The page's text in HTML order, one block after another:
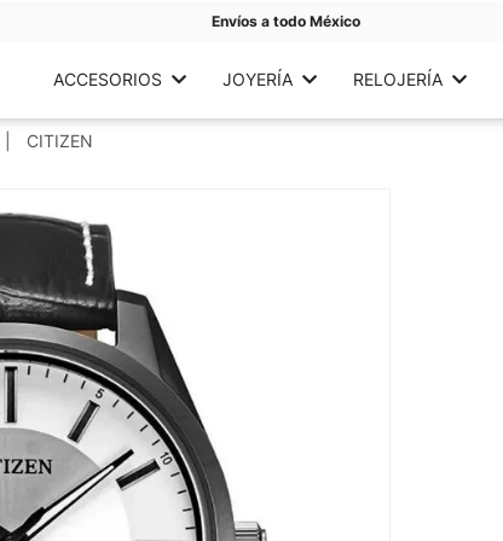
Envíos a todo México
ACCESORIOS JOYERÍA RELOJERÍA
CITIZEN